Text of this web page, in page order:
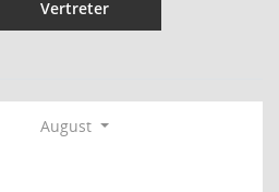
Vertreter
August